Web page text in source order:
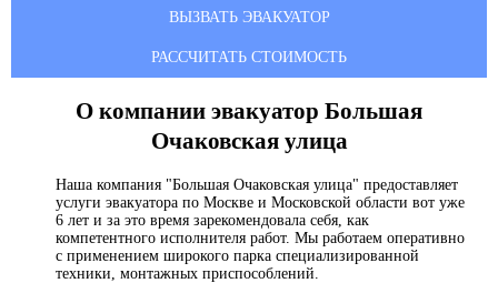
ВЫЗВАТЬ ЭВАКУАТОР
РАССЧИТАТЬ СТОИМОСТЬ
О компании эвакуатор Большая
Очаковская улица
Наша компания "Большая Очаковская улица" предоставляет
услуги эвакуатора по Москве и Московской области вот уже
6 лет и за это время зарекомендовала себя, как
компетентного исполнителя работ. Мы работаем оперативно
с применением широкого парка специализированной
техники, монтажных приспособлений.